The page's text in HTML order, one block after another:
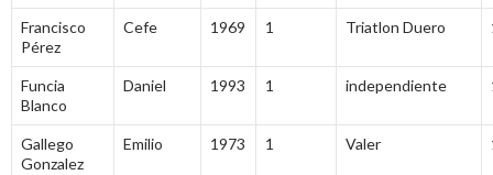
Francisco
Pérez
Cefe 1969 1 Triatlon Duero
Funcia
Blanco
Daniel 1993 1 independiente
Gallego
Gonzalez
Emilio 1973 1 Valer